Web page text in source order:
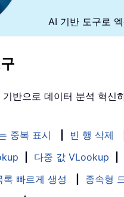
AI 기반 도구로
기반으로 데이터 분석 혁신
중복 표시 빈 행 삭제
다중 값 VLookup
록 빠르게 생성 종속형